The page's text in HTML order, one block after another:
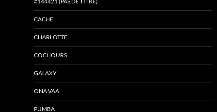
CACHE
CHARLOTTE
COCHOURS
GALAXY
ONA VAA
PUMBA